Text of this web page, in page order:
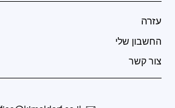
עזרה
החשבון שלי
צור קשר